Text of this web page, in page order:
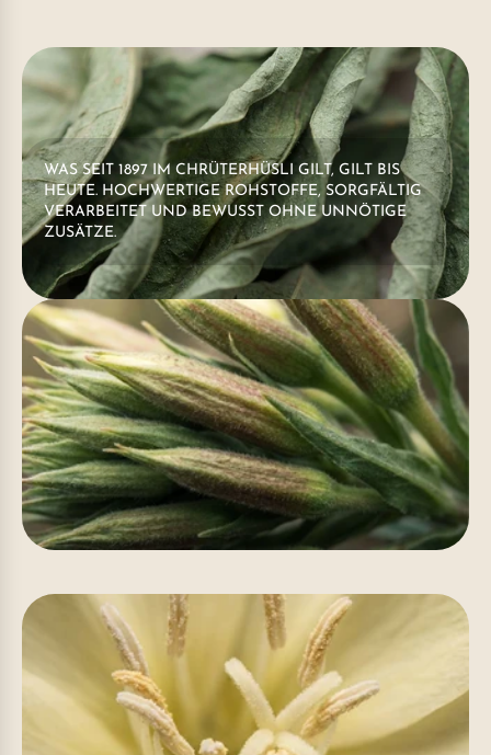
WAS SEIT 1897 IM CHRÜTERHÜSLI GILT, GILT BIS
HEUTE. HOCHWERTIGE ROHSTOFFE, SORGFÄLTIG
VERARBEITET UND BEWUSST OHNE UNNÖTIGE
ZUSÄTZE.